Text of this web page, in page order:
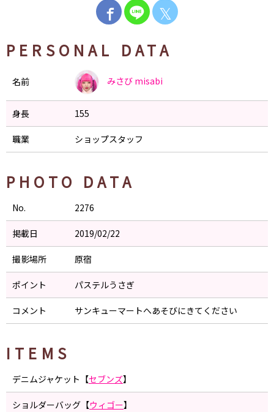
𝕏
PERSONAL DATA
名前 みさび misabi
身長 155
職業 ショップスタッフ
PHOTO DATA
No. 2276
掲載日 2019/02/22
撮影場所 原宿
ポイント パステルうさぎ
コメント サンキューマートへあそびにきてください
ITEMS
デニムジャケット【セブンズ】
ショルダーバッグ【ウィゴー】